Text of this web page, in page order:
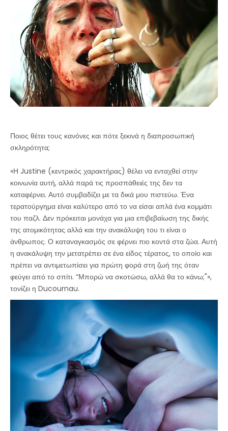
Ποιος θέτει τους κανόνες και πότε ξεκινά η διαπροσωπική
σκληρότητα;
«Η Justine (κεντρικός χαρακτήρας) θέλει να ενταχθεί στην
κοινωνία αυτή, αλλά παρά τις προσπάθειές της δεν τα
καταφέρνει. Αυτό συμβαδίζει με τα δικά μου πιστεύω. Ένα
τερατούργημα είναι καλύτερο από το να είσαι απλά ένα κομμάτι
του παζλ. Δεν πρόκειται μονάχα για μια επιβεβαίωση της δικής
της ατομικότητας αλλά και την ανακάλυψη του τι είναι ο
άνθρωπος. Ο καταναγκασμός σε φέρνει πιο κοντά στα ζώα. Αυτή
η ανακάλυψη την μετατρέπει σε ένα είδος τέρατος, το οποίο και
πρέπει να αντιμετωπίσει για πρώτη φορά στη ζωή της όταν
φεύγει από το σπίτι. “Μπορώ να σκοτώσω, αλλά θα το κάνω;"»,
τονίζει η Ducournau.